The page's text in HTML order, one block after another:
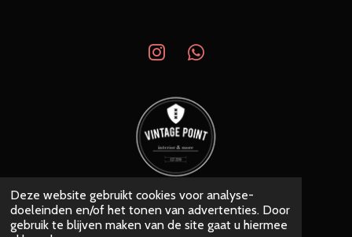
Deze website gebruikt cookies voor analyse-
doeleinden en/of het tonen van advertenties. Door
gebruik te blijven maken van de site gaat u hiermee
I
s
a
g
r
a
m
W
a
s
A
p
p
© 2019 - 2026 Vintage Point
Powered byJouwWeb